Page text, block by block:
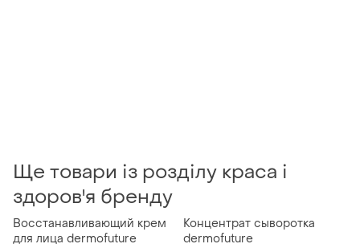
Ще товари із розділу краса і
здоров'я бренду
Восстанавливающий крем
для лица dermofuture
Концентрат сыворотка
dermofuture